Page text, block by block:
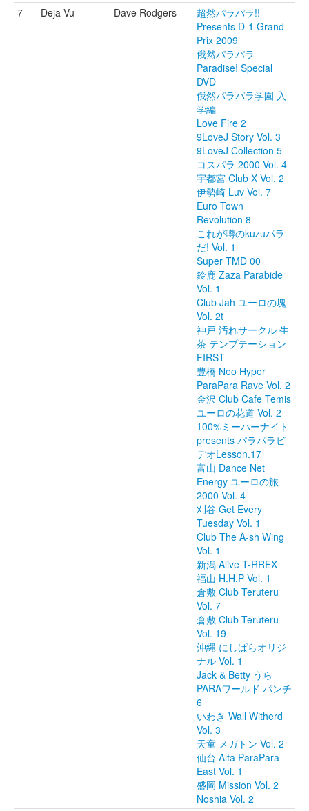
7
Deja Vu Dave Rodgers
超然パラパラ!!
Presents D-1 Grand
Prix 2009
俄然パラパラ
Paradise! Special
DVD
俄然パラパラ学園 入
学編
Love Fire 2
9LoveJ Story Vol. 3
9LoveJ Collection 5
コスパラ 2000 Vol. 4
宇都宮 Club X Vol. 2
伊勢崎 Luv Vol. 7
Euro Town
Revolution 8
これが噂のkuzuパラ
だ! Vol. 1
Super TMD 00
鈴鹿 Zaza Parabide
Vol. 1
Club Jah ユーロの塊
Vol. 2t
神戸 汚れサークル 生
茶 テンプテーション
FIRST
豊橋 Neo Hyper
ParaPara Rave Vol. 2
金沢 Club Cafe Temis
ユーロの花道 Vol. 2
100%ミーハーナイト
presents パラパラビ
デオLesson.17
富山 Dance Net
Energy ユーロの旅
2000 Vol. 4
刈谷 Get Every
Tuesday Vol. 1
Club The A-sh Wing
Vol. 1
新潟 Alive T-RREX
福山 H.H.P Vol. 1
倉敷 Club Teruteru
Vol. 7
倉敷 Club Teruteru
Vol. 19
沖縄 にしぱらオリジ
ナル Vol. 1
Jack & Betty うら
PARAワールド パンチ
6
いわき Wall Witherd
Vol. 3
天童 メガトン Vol. 2
仙台 Alta ParaPara
East Vol. 1
盛岡 Mission Vol. 2
Noshia Vol. 2